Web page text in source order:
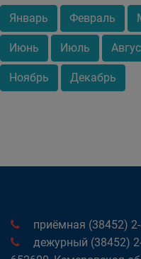
Январь Февраль
Июнь Июль
Ноябрь Декабрь
приёмная (38452)
дежурный (38452)